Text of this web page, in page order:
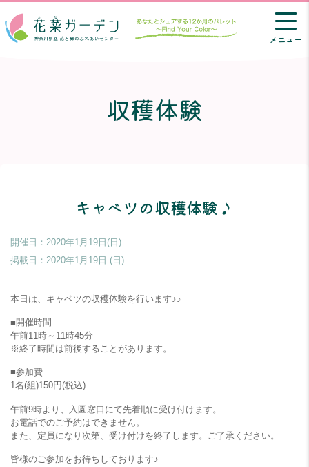
メニュー
収穫体験
キャベツの収穫体験♪
開催日：2020年1月19日(日)
掲載日： 2020年1月19日 (日)
本日は、キャベツの収穫体験を行います♪♪
■開催時間
午前11時～11時45分
※終了時間は前後することがあります。
■参加費
1名(組)150円(税込)
午前9時より、入園窓口にて先着順に受け付けます。
お電話でのご予約はできません。
また、定員になり次第、受け付けを終了します。ご了承ください。
皆様のご参加をお待ちしております♪